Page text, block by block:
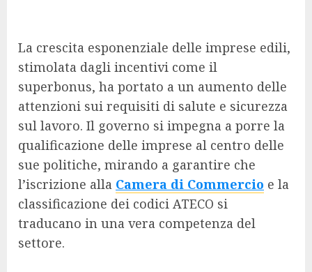
La crescita esponenziale delle imprese edili,
stimolata dagli incentivi come il
superbonus, ha portato a un aumento delle
attenzioni sui requisiti di salute e sicurezza
sul lavoro. Il governo si impegna a porre la
qualificazione delle imprese al centro delle
sue politiche, mirando a garantire che
l’iscrizione alla Camera di Commercio e la
classificazione dei codici ATECO si
traducano in una vera competenza del
settore.